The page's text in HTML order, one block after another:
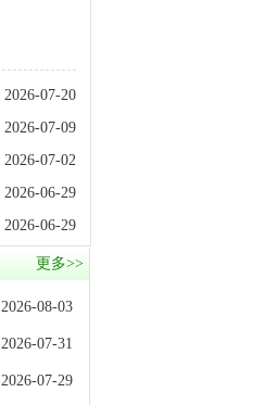
2026-07-20
2026-07-09
2026-07-02
2026-06-29
2026-06-29
更多>>
2026-08-03
2026-07-31
2026-07-29